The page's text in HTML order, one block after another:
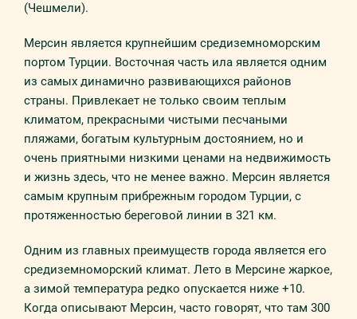
(Чешмели).
Мерсин является крупнейшим средиземноморским
портом Турции. Восточная часть ила является одним
из самых динамично развивающихся районов
страны. Привлекает не только своим теплым
климатом, прекрасными чистыми песчаными
пляжами, богатым культурным достоянием, но и
очень приятными низкими ценами на недвижимость
и жизнь здесь, что не менее важно. Мерсин является
самым крупным прибрежным городом Турции, с
протяженностью береговой линии в 321 км.
Одним из главных преимуществ города является его
средиземноморский климат. Лето в Мерсине жаркое,
а зимой температура редко опускается ниже +10.
Когда описывают Мерсин, часто говорят, что там 300